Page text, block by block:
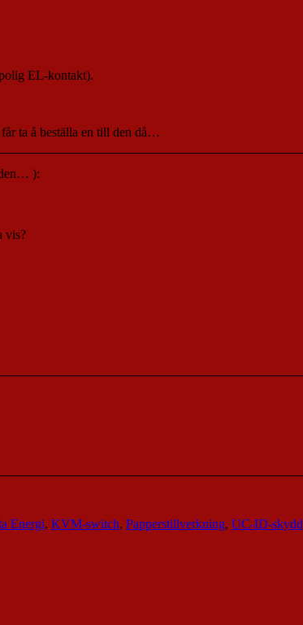
EL-kontakt).
ta å beställa en till den då…
):
vis?
Energi, KVM-switch, Papperstillverkning, UC-ID-skydd